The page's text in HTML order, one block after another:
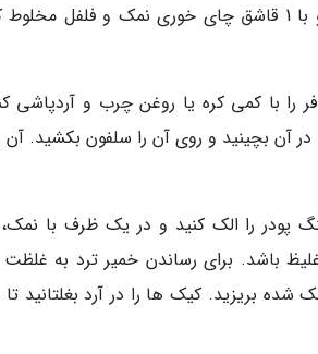
روی حرارت غیر مستقیم قرار دهید تا ذوب گردد و با 1 قاشق چای
را با کمی کره یا روغن چرب و آردپاشی
پودر را الک کنید و در یک ظرف با
باشد. برای رساندن خمیر ترد به غلظت
بریزید. کیک ها را در آرد بغلتانید